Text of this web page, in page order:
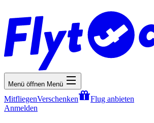
Menü öffnen Menü
MitfliegenVerschenken
Flug anbieten
Anmelden